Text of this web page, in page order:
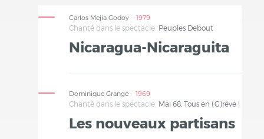
Carlos Mejia Godoy 1979
Chanté dans le spectacle Peuples Debout
Nicaragua-Nicaraguita
Dominique Grange 1969
Chanté dans le spectacle Mai 68, Tous en (G)rêve !
Les nouveaux partisans